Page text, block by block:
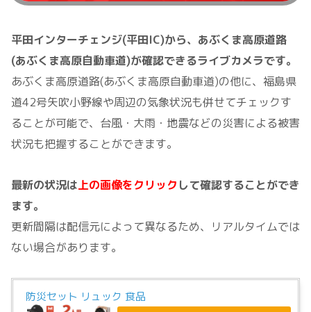
平田インターチェンジ(平田IC)から、あぶくま高原道路
(あぶくま高原自動車道)が確認できるライブカメラです。
あぶくま高原道路(あぶくま高原自動車道)の他に、福島県
道42号矢吹小野線や周辺の気象状況も併せてチェックす
ることが可能で、台風・大雨・地震などの災害による被害
状況も把握することができます。
最新の状況は上の画像をクリック して確認することができ
ます。
更新間隔は配信元によって異なるため、リアルタイムでは
ない場合があります。
防災セット リュック 食品